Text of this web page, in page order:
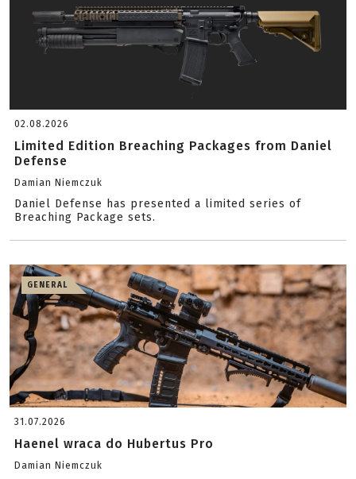
02.08.2026
Limited Edition Breaching Packages from Daniel
Defense
Damian Niemczuk
Daniel Defense has presented a limited series of
Breaching Package sets.
GENERAL
31.07.2026
Haenel wraca do Hubertus Pro
Damian Niemczuk